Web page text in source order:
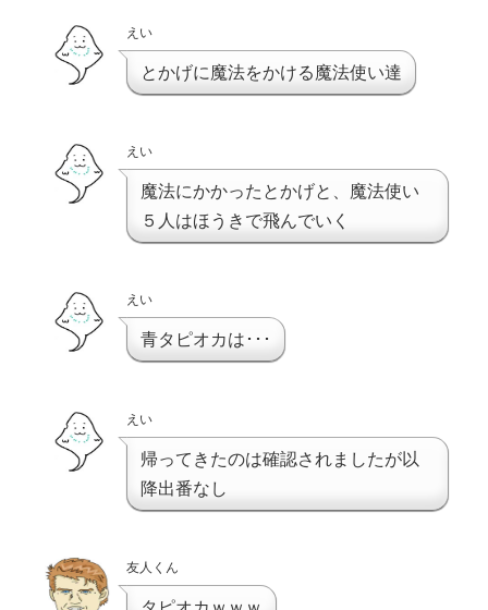
えい
とかげに魔法をかける魔法使い達
えい
魔法にかかったとかげと、魔法使い
５人はほうきで飛んでいく
えい
青タピオカは･･･
えい
帰ってきたのは確認されましたが以
降出番なし
友人くん